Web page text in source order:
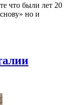
что были лет 20
но и